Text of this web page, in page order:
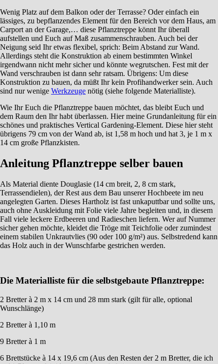
Wenig Platz auf dem Balkon oder der Terrasse? Oder einfach ein
lässiges, zu bepflanzendes Element für den Bereich vor dem Haus, am
Carport an der Garage,… diese Pflanztreppe könnt Ihr überall
aufstellen und Euch auf Maß zusammenschrauben. Auch bei der
Neigung seid Ihr etwas flexibel, sprich: Beim Abstand zur Wand.
Allerdings steht die Konstruktion ab einem bestimmten Winkel
irgendwann nicht mehr sicher und könnte wegrutschen. Fest mit der
Wand verschrauben ist dann sehr ratsam. Übrigens: Um diese
Konstruktion zu bauen, da müßt Ihr kein Profihandwerker sein. Auch
sind nur wenige Werkzeuge nötig (siehe folgende Materialliste).
Wie Ihr Euch die Pflanztreppe bauen möchtet, das bleibt Euch und
dem Raum den Ihr habt überlassen. Hier meine Grundanleitung für ein
schönes und praktisches Vertical Gardening-Element. Diese hier steht
übrigens 79 cm von der Wand ab, ist 1,58 m hoch und hat 3, je 1 m x
14 cm große Pflanzkisten.
Anleitung Pflanztreppe selber bauen
Als Material diente Douglasie (14 cm breit, 2, 8 cm stark,
Terrassendielen), der Rest aus dem Bau unserer Hochbeete im neu
angelegten Garten. Dieses Hartholz ist fast unkaputtbar und sollte uns,
auch ohne Auskleidung mit Folie viele Jahre begleiten und, in diesem
Fall viele leckere Erdbeeren und Radieschen liefern. Wer auf Nummer
sicher gehen möchte, kleidet die Tröge mit Teichfolie oder zumindest
einem stabilen Unkrautvlies (90 oder 100 g/m²) aus. Selbstredend kann
das Holz auch in der Wunschfarbe gestrichen werden.
Die Materialliste für die selbstgebaute Pflanztreppe:
2 Bretter à 2 m x 14 cm und 28 mm stark (gilt für alle, optional
Wunschlänge)
2 Bretter à 1,10 m
9 Bretter à 1 m
6 Brettstücke à 14 x 19,6 cm (Aus den Resten der 2 m Bretter, die ich